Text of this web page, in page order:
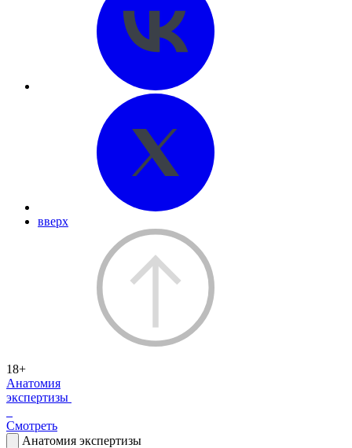
вверх
18+
Анатомия
экспертизы
Смотреть
Анатомия экспертизы